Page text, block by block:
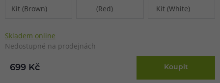
Skladem online
Nedostupné na prodejnách
699 Kč Koupit